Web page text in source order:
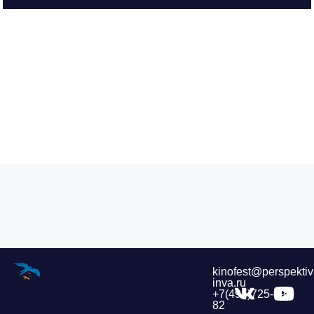
inva.ru
+7(495)725-39-
82